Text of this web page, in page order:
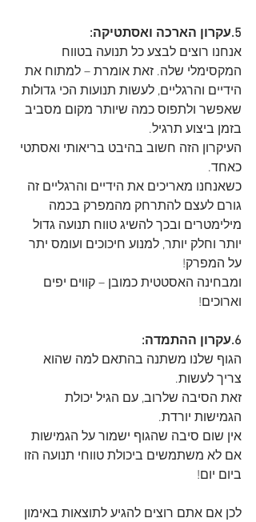
5.עקרון הארכה ואסתטיקה:
אנחנו רוצים לבצע כל תנועה בטווח
המקסימלי שלה. זאת אומרת – למתוח את
הידיים והרגליים, לעשות תנועות הכי גדולות
שאפשר ולתפוס כמה שיותר מקום מסביב
בזמן ביצוע תרגיל.
העיקרון הזה חשוב בהיבט בריאותי ואסתטי
כאחד.
כשאנחנו מאריכים את הידיים והרגליים זה
גורם לעצם להתרחק מהמפרק בכמה
מילימטרים ובכך להשיג טווח תנועה גדול
יותר וחלק יותר, למנוע חיכוכים ועומס יתר
על המפרק!
ומבחינה האסטטית כמובן – קווים יפים
וארוכים!
6.עקרון ההתמדה:
הגוף שלנו משתנה בהתאם למה שהוא
צריך לעשות.
זאת הסיבה שלרוב, עם הגיל יכולת
הגמישות יורדת.
אין שום סיבה שהגוף ישמור על הגמישות
אם לא משתמשים ביכולת טווחי תנועה הזו
ביום יום!
לכן אם אתם רוצים להגיע לתוצאות באימון